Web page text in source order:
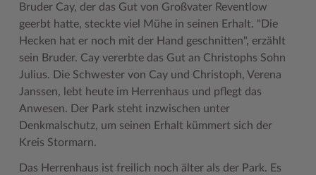
Bruder Cay, der das Gut von Großvater Reventlow
geerbt hatte, steckte viel Mühe in seinen Erhalt. "Die
Hecken hat er noch mit der Hand geschnitten", erzählt
sein Bruder. Cay vererbte das Gut an Christophs Sohn
Julius. Die Schwester von Cay und Christoph, Verena
Janssen, lebt heute im Herrenhaus und pflegt das
Anwesen. Der Park steht inzwischen unter
Denkmalschutz, um seinen Erhalt kümmert sich der
Kreis Stormarn.
Das Herrenhaus ist freilich noch älter als der Park. Es